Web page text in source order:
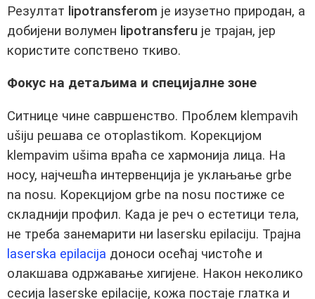
Резултат lipotransferom је изузетно природан, а
добијени волумен lipotransferu је трајан, јер
користите сопствено ткиво.
Фокус на детаљима и специјалне зоне
Ситнице чине савршенство. Проблем klempavih
ušiju решава се отoplastikom. Корекцијом
klempavim ušima враћа се хармонија лица. На
носу, најчешћа интервенција је уклањање grbe
na nosu. Корекцијом grbe na nosu постиже се
складнији профил. Када је реч о естетици тела,
не треба занемарити ни lasersku epilaciju. Трајна
laserska epilacija доноси осећај чистоће и
олакшава одржавање хигијене. Након неколико
сесија laserske epilacije, кожа постаје глатка и